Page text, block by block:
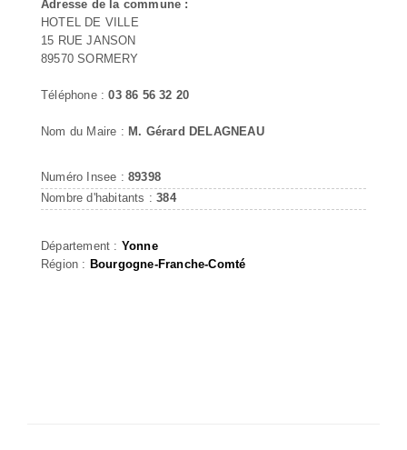
Adresse de la commune :
HOTEL DE VILLE
15 RUE JANSON
89570 SORMERY
Téléphone :03 86 56 32 20
Nom du Maire : M. Gérard DELAGNEAU
Numéro Insee : 89398
Nombre d'habitants :384
Département : Yonne
Région : Bourgogne-Franche-Comté